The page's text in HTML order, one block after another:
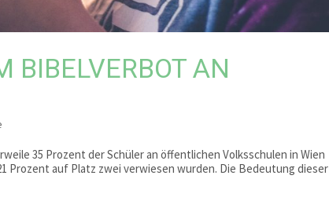
BIBELVERBOT AN
35 Prozent der Schüler an öffentlichen Volksschulen in Wien
Prozent auf Platz zwei verwiesen wurden. Die Bedeutung dieser